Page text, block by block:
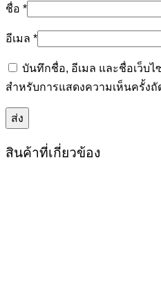
ชื่อ *
อีเมล *
บันทึกชื่อ, อีเมล และชื่อเว็บไ
สำหรับการแสดงความเห็นครั้งถั
สินค้าที่เกี่ยวข้อง